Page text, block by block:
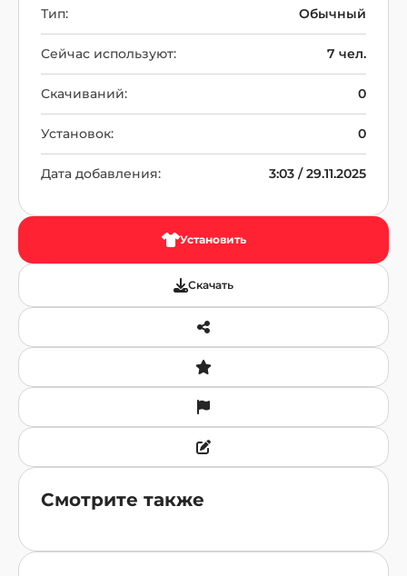
Тип: Обычный
Сейчас используют: 7 чел.
Скачиваний: 0
Установок: 0
Дата добавления: 3:03 / 29.11.2025
Установить
Скачать
Смотрите также